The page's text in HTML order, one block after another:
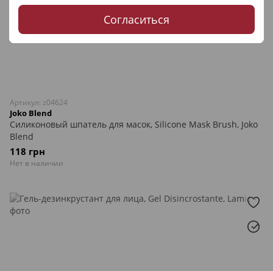
Согласиться
Артикул: z04624
Joko Blend
Силиконовый шпатель для масок, Silicone Mask Brush, Joko
Blend
118 грн
Нет в наличии